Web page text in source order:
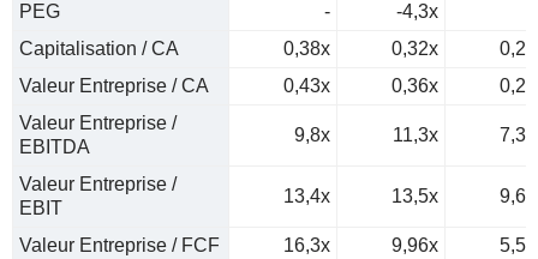
PEG
- -4,3x
Capitalisation / CA
0,38x 0,32x
Valeur Entreprise / CA
0,43x 0,36x
Valeur Entreprise /
EBITDA
9,8x 11,3x
Valeur Entreprise /
EBIT
13,4x 13,5x
Valeur Entreprise / FCF 16,3x 9,96x